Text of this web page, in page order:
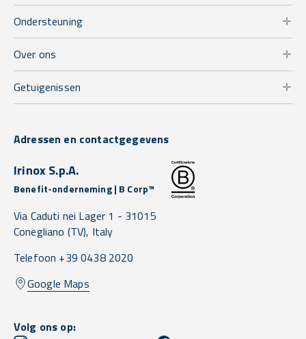
Ondersteuning
Over ons
Getuigenissen
Adressen en contactgegevens
Irinox S.p.A.
Benefit-onderneming | B Corp™
Via Caduti nei Lager 1 - 31015
Conegliano (TV), Italy
Telefoon +39 0438 2020
Google Maps
Volg ons op: